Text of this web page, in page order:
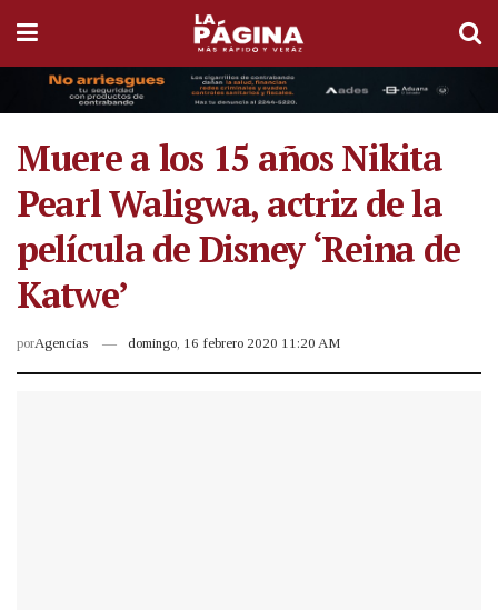
Muere a los 15 años Nikita
Pearl Waligwa, actriz de la
película de Disney ‘Reina de
Katwe’
porAgencias domingo, 16 febrero 2020 11:20 AM